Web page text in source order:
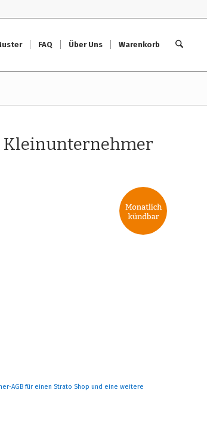
FAQ Über Uns Warenkorb
Kleinunternehmer
AGB für einen Strato Shop und eine weitere